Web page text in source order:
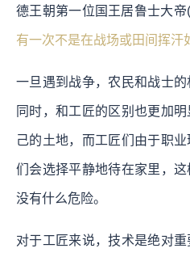
德王朝第一位国王居鲁士大
有一次不是在战场或田间挥汗
一旦遇到战争，农民和战士的
同时，和工匠的区别也更加
己的土地，而工匠们由于职
们会选择平静地待在家里，
没有什么危险。
对于工匠来说，技术是绝对